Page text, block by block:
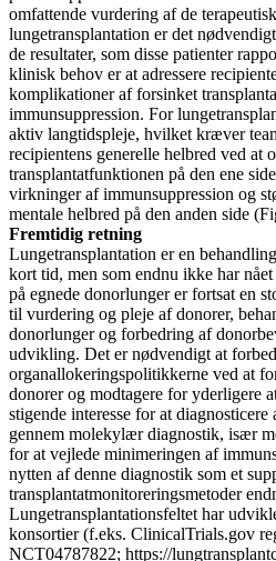
omfattende vurdering af de
lungetransplantation er det
de resultater, som disse patienter
klinisk behov er at adressere
komplikationer af forsinket
immunsuppression. For
aktiv langtidspleje, hvilket kræver
recipientens generelle helbred ved at
transplantatfunktionen på den ene
virkninger af immunsuppression og
mentale helbred på den anden side
Fremtidig retning
Lungetransplantation er en
kort tid, men som endnu ikke har
på egnede donorlunger er fortsat en
til vurdering og pleje af donorer,
donorlunger og forbedring af
udvikling. Det er nødvendigt at
organallokeringspolitikkerne ved at
donorer og modtagere for yderligere
stigende interesse for at
gennem molekylær diagnostik, især
for at vejlede minimeringen af
nytten af ​​denne diagnostik som et
transplantatmonitoreringsmetoder
Lungetransplantationsfeltet har
konsortier (f.eks. ClinicalTrials.gov
NCT04787822; https://